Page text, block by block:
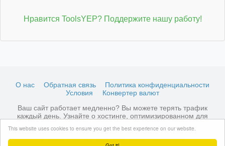
This website uses cookies to ensure you get the best experience on our website.
Нравится ToolsYEP? Поддержите нашу работу!
О нас Обратная связь
Политика конфиденциальности
Условия
Конвертер валют
Ваш сайт работает медленно? Вы можете терять трафик
каждый день. Узнайте о хостинге, оптимизированном для
© 2026 ToolsYEP.com Все права защищены